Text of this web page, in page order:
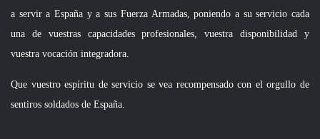
a servir a España y a sus Fuerza Armadas, poniendo a su servicio cada
una de vuestras capacidades profesionales, vuestra disponibilidad y
vuestra vocación integradora.
Que vuestro espíritu de servicio se vea recompensado con el orgullo de
sentiros soldados de España.